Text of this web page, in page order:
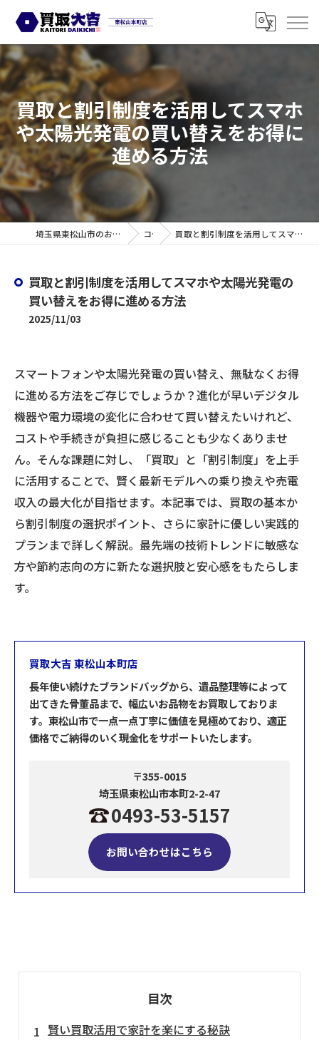
買取と割引制度を活用してスマホ
や太陽光発電の買い替えをお得に
進める方法
埼玉県東松山市のお買取なら買取大吉 東松山本町店 コラム 買取と割引制度を活用してスマホや太陽光発電の買い替えをお得に進める方法
買取と割引制度を活用してスマホや太陽光発電の
買い替えをお得に進める方法
2025/11/03
スマートフォンや太陽光発電の買い替え、無駄なくお得
に進める方法をご存じでしょうか？進化が早いデジタル
機器や電力環境の変化に合わせて買い替えたいけれど、
コストや手続きが負担に感じることも少なくありませ
ん。そんな課題に対し、「買取」と「割引制度」を上手
に活用することで、賢く最新モデルへの乗り換えや売電
収入の最大化が目指せます。本記事では、買取の基本か
ら割引制度の選択ポイント、さらに家計に優しい実践的
プランまで詳しく解説。最先端の技術トレンドに敏感な
方や節約志向の方に新たな選択肢と安心感をもたらしま
す。
買取大吉 東松山本町店
長年使い続けたブランドバッグから、遺品整理等によって
出てきた骨董品まで、幅広いお品物をお買取しておりま
す。東松山市で一点一点丁寧に価値を見極めており、適正
価格でご納得のいく現金化をサポートいたします。
〒355-0015
埼玉県東松山市本町2-2-47
0493-53-5157
お問い合わせはこちら
目次
賢い買取活用で家計を楽にする秘訣